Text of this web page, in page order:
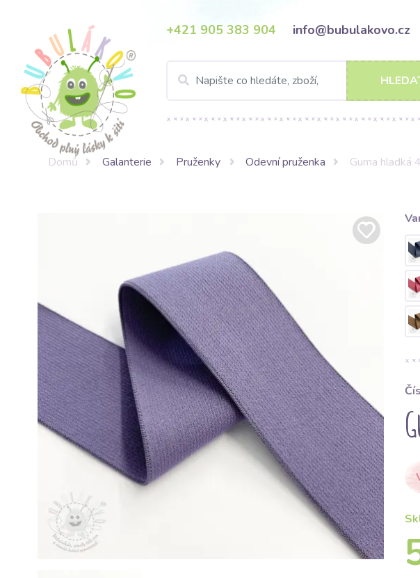
+421 905 383 904 info@bubulakovo.cz
Domů Galanterie Pruženky Odevní pruženka Guma hladká